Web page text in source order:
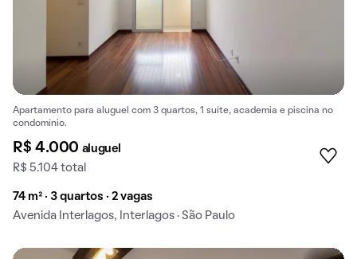
Apartamento para aluguel com 3 quartos, 1 suíte, academia e piscina no
condomínio.
R$ 4.000 aluguel
R$ 5.104 total
74 m² · 3 quartos · 2 vagas
Avenida Interlagos, Interlagos · São Paulo